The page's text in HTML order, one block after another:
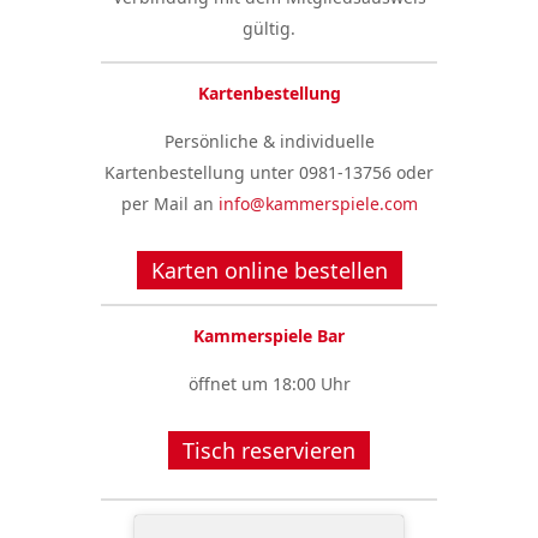
gültig.
Kartenbestellung
Persönliche & individuelle
Kartenbestellung unter 0981-13756 oder
per Mail an info@kammerspiele.com
Karten online bestellen
Kammerspiele Bar
öffnet um 18:00 Uhr
Tisch reservieren